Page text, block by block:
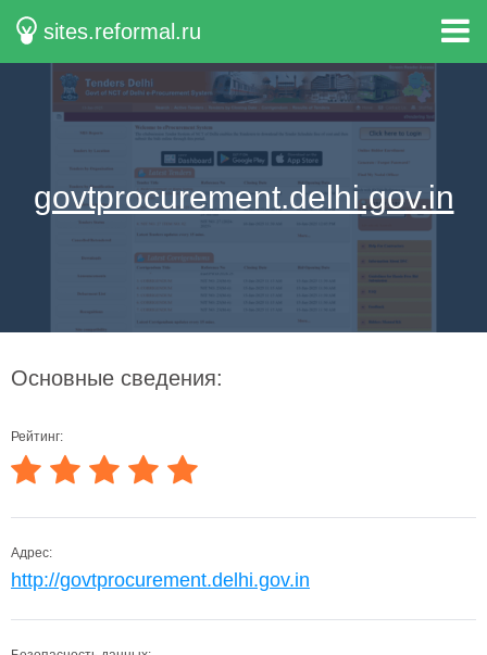
sites.reformal.ru
govtprocurement.delhi.gov.in
Основные сведения:
Рейтинг:
Адрес:
http://govtprocurement.delhi.gov.in